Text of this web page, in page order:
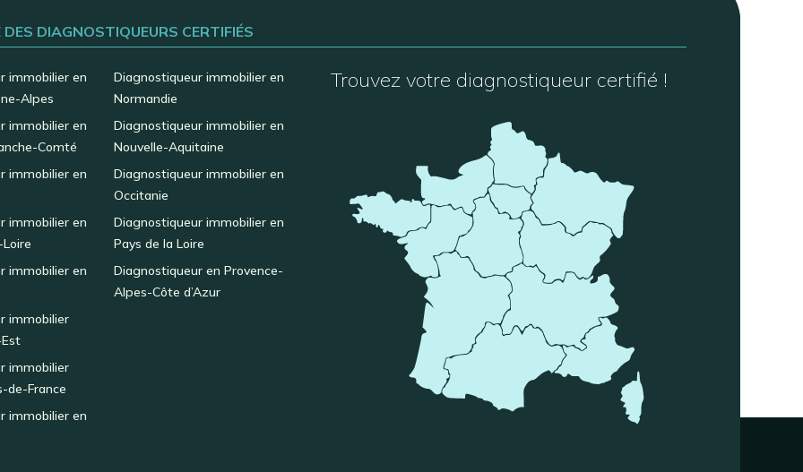
DES DIAGNOSTIQUEURS CERTIFIÉS
immobilier en
Alpes
immobilier en
Comté
immobilier en
immobilier en
immobilier en
immobilier
immobilier
de-France
immobilier en
Diagnostiqueur immobilier en
Normandie
Diagnostiqueur immobilier en
Nouvelle-Aquitaine
Diagnostiqueur immobilier en
Occitanie
Diagnostiqueur immobilier en
Pays de la Loire
Diagnostiqueur en Provence-
Alpes-Côte d’Azur
Trouvez votre diagnostiqueur certifié !